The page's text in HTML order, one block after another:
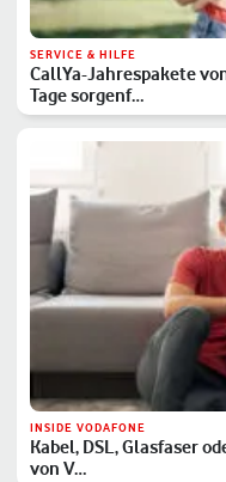
SERVICE & HILFE
CallYa-Jahrespakete
Tage sorgenf…
INSIDE VODAFONE
Kabel, DSL, Glasfaser
von V…